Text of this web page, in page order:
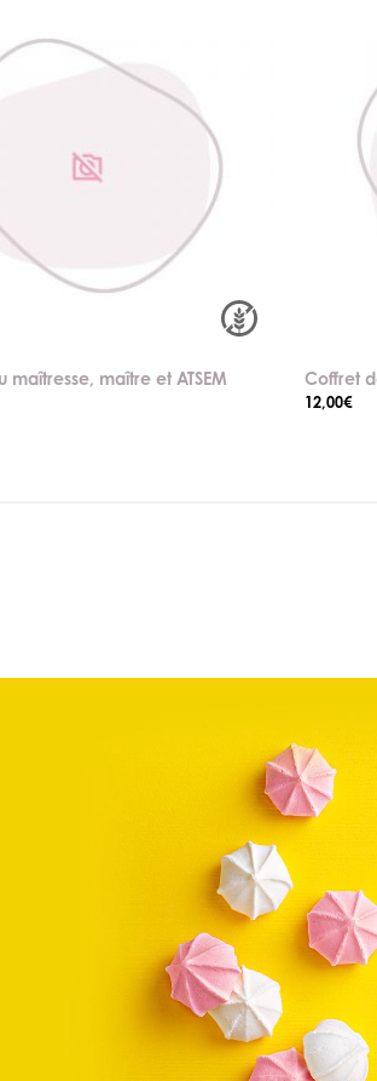
maîtresse, maître et ATSEM Coffret
12,00€